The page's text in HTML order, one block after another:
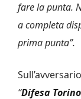
fare la punta.
a completa
prima punta”.
“Difesa